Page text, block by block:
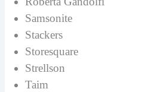
Samsonite
Stackers
Storesquare
Strellson
Taim